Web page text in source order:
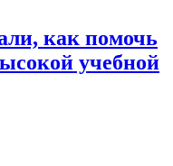
как помочь
учебной